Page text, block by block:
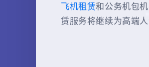
飞机租赁和公务机包
赁服务将继续为高端